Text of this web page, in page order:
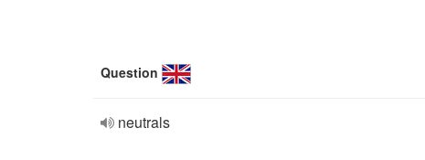
Question
neutrals